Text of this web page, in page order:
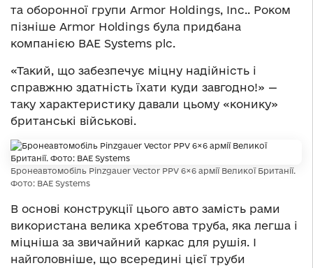
та оборонної групи Armor Holdings, Inc.. Роком
пізніше Armor Holdings була придбана
компанією BAE Systems plc.
«Такий, що забезпечує міцну надійність і
справжню здатність їхати куди завгодно!» —
таку характеристику давали цьому «конику»
британські військові.
Бронеавтомобіль Pinzgauer Vector PPV 6×6 армії Великої Британії.
Фото: BAE Systems
В основі конструкції цього авто замість рами
використана велика хребтова труба, яка легша і
міцніша за звичайний каркас для рушія. І
найголовніше, що всередині цієї труби